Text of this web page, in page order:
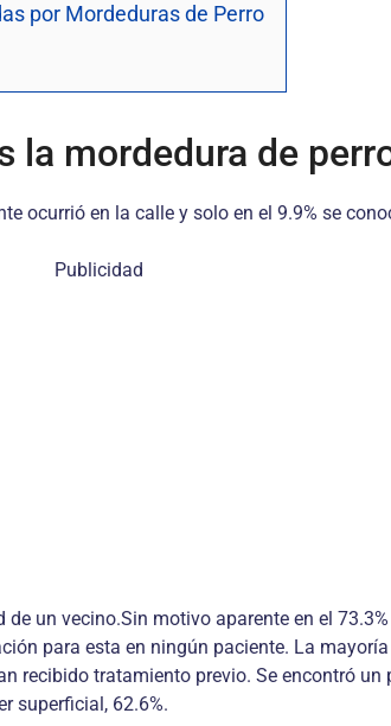
por Mordeduras de Perro
mordedura de
ocurrió en la calle y solo en el 9.9% se
Publicidad
un vecino.Sin motivo aparente en el
para esta en ningún paciente. La
recibido tratamiento previo. Se encontró
superficial, 62.6%.